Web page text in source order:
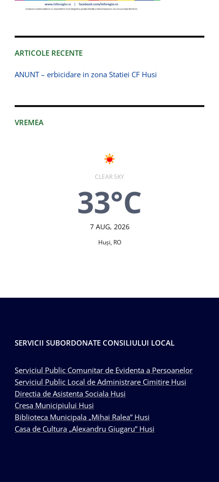
ARTICOLE RECENTE
ANUNT – erbicidare in zona Statiei CF Husi
VREMEA
CLEAR SKY
33°C
7 AUG, 2026
Huşi, RO
SERVICII SUBORDONATE CONSILIULUI LOCAL
Serviciul Public Comunitar de Evidenta a Persoanelor
Serviciul Public Local de Administrare Cimitire Husi
Directia de Asistenta Sociala Husi
Cresa Municipiului Husi
Biblioteca Municipala „Mihai Ralea” Husi
Casa de Cultura „Alexandru Giugaru” Husi